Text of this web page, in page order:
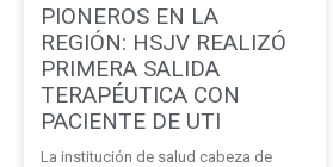
PIONEROS EN LA
REGIÓN: HSJV REALIZÓ
PRIMERA SALIDA
TERAPÉUTICA CON
PACIENTE DE UTI
La institución de salud cabeza de